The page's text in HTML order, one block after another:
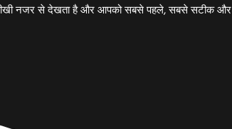
तीखी नजर से देखता है और आपको सबसे पहले, सबसे सटीक और